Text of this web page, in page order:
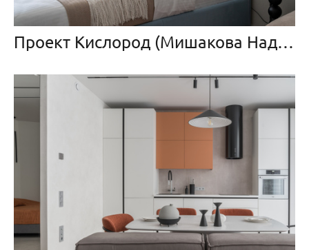
Проект Кислород (Мишакова Надежда и Борисова Елена)